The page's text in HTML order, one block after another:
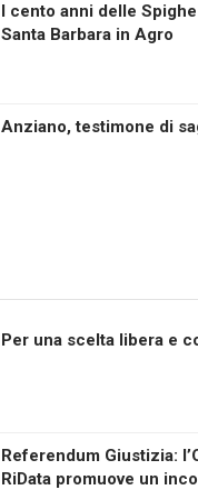
I cento anni delle
Santa Barbara in Agro
Anziano, testimone di
Per una scelta libera e
Referendum Giustizia:
RiData promuove un